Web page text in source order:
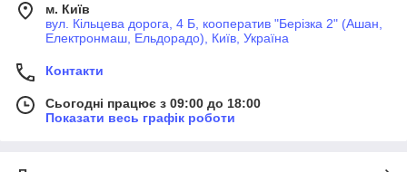
м. Київ
вул. Кільцева дорога, 4 Б, кооператив "Берізка 2" (Ашан,
Електронмаш, Ельдорадо), Київ, Україна
Контакти
Сьогодні працює з 09:00 до 18:00
Показати весь графік роботи